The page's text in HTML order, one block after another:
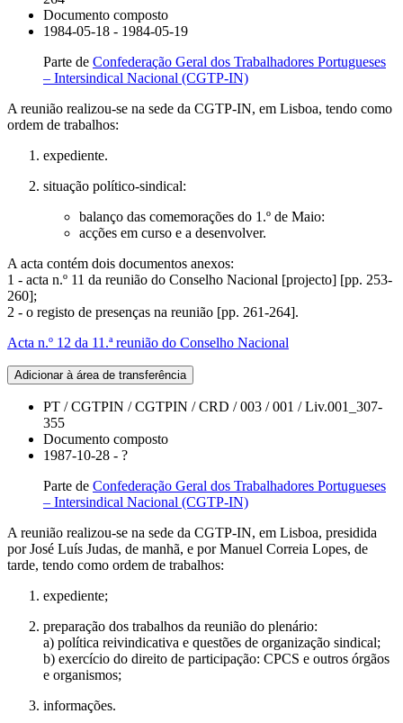
Documento composto
1984-05-18 - 1984-05-19
Parte de Confederação Geral dos Trabalhadores Portugueses
– Intersindical Nacional (CGTP-IN)
A reunião realizou-se na sede da CGTP-IN, em Lisboa, tendo como
ordem de trabalhos:
expediente.
situação político-sindical:
balanço das comemorações do 1.º de Maio:
acções em curso e a desenvolver.
A acta contém dois documentos anexos:
1 - acta n.º 11 da reunião do Conselho Nacional [projecto] [pp. 253-
260];
2 - o registo de presenças na reunião [pp. 261-264].
Acta n.º 12 da 11.ª reunião do Conselho Nacional
Adicionar à área de transferência
PT / CGTPIN / CGTPIN / CRD / 003 / 001 / Liv.001_307-
355
Documento composto
1987-10-28 - ?
Parte de Confederação Geral dos Trabalhadores Portugueses
– Intersindical Nacional (CGTP-IN)
A reunião realizou-se na sede da CGTP-IN, em Lisboa, presidida
por José Luís Judas, de manhã, e por Manuel Correia Lopes, de
tarde, tendo como ordem de trabalhos:
expediente;
preparação dos trabalhos da reunião do plenário:
a) política reivindicativa e questões de organização sindical;
b) exercício do direito de participação: CPCS e outros órgãos
e organismos;
informações.